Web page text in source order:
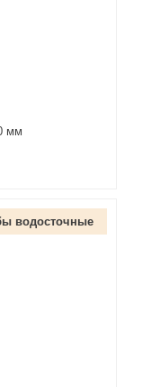
мм
водосточные